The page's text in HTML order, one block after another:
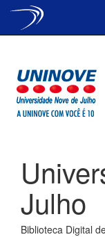
Julho
Biblioteca Digital